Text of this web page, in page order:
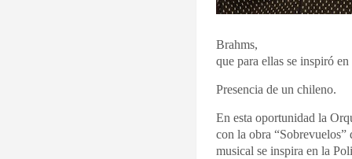
Brahms,
que para ellas se inspiró
Presencia de un chileno.
En esta oportunidad la
con la obra
musical se inspira en la